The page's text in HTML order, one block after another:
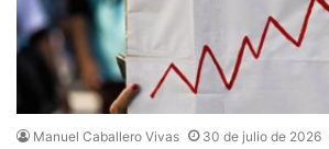
Manuel Caballero Vivas 30 de julio de 2026